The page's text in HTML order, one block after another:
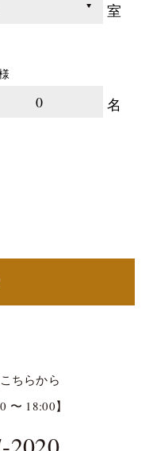
室
0 名
ちらから
〜 18:00】